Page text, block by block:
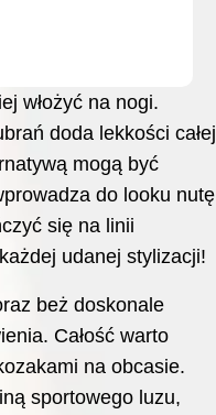
włożyć na nogi.
doda lekkości całej
mogą być
do looku nutę
się na linii
udanej stylizacji!
beż doskonale
Całość warto
na obcasie.
sportowego luzu,